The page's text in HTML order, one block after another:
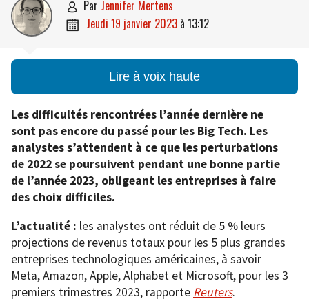
 par Jennifer Mertens
 jeudi 19 janvier 2023 à 13:12
Lire à voix haute
Les difficultés rencontrées l’année dernière ne
sont pas encore du passé pour les Big Tech. Les
analystes s’attendent à ce que les perturbations
de 2022 se poursuivent pendant une bonne partie
de l’année 2023, obligeant les entreprises à faire
des choix difficiles.
L’actualité : les analystes ont réduit de 5 % leurs
projections de revenus totaux pour les 5 plus grandes
entreprises technologiques américaines, à savoir
Meta, Amazon, Apple, Alphabet et Microsoft, pour les 3
premiers trimestres 2023, rapporte Reuters.